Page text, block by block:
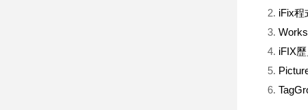
iFix程
iFIX